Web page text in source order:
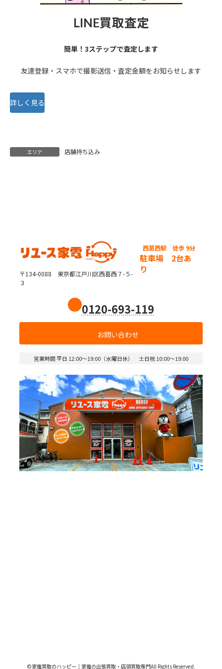
LINE買取査定
簡単！3ステップで査定します
友達登録・スマホで撮影送信・査定金額をお知らせします
詳しく見る
エリア 店舗持ち込み
〒134-0088 東京都江戸川区西葛西７-５-
３
西葛西駅 徒歩 9分
駐車場 2台あ
り
0120-693-119
お問い合わせ
営業時間 平日 12:00～19:00（水曜日休） 土日祝 10:00～19:00
©家電買取のハッピー｜家電の出張買取・店頭買取専門All Rights Reserved.